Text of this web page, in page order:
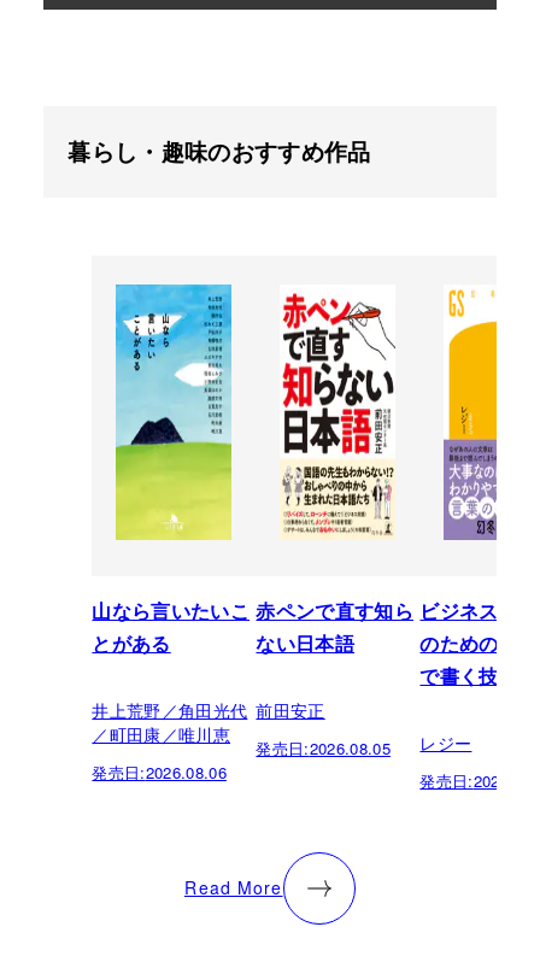
暮らし・趣味のおすすめ作品
山なら言いたいこ
とがある
井上荒野／角田光代
／町田康／唯川恵
発売日:2026.08.06
赤ペンで直す知ら
ない日本語
前田安正
発売日:2026.08.05
ビジネスパ
のための「
で書く技術
レジー
発売日:
Read More